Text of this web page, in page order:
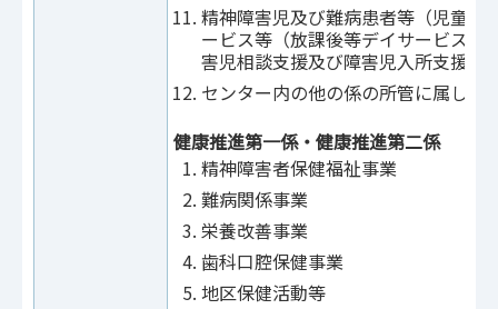
精神障害児及び難病患者等（児童に
ービス等（放課後等デイサービス以
害児相談支援及び障害児入所支援を
センター内の他の係の所管に属しな
健康推進第一係・健康推進第二係
精神障害者保健福祉事業
難病関係事業
栄養改善事業
歯科口腔保健事業
地区保健活動等